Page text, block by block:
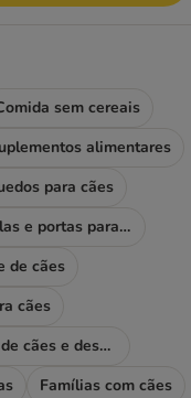
sem cereais
alimentares
para cães
Casotas, jaulas e portas para cães
de cães
cães
Adestramento de cães e desporto
Famílias com cães